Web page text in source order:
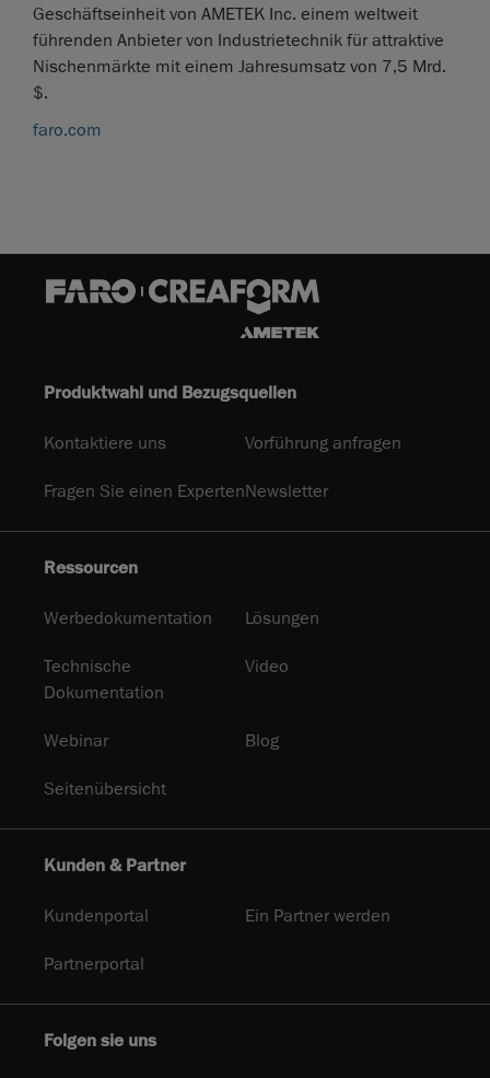
Geschäftseinheit von AMETEK Inc. einem weltweit
führenden Anbieter von Industrietechnik für attraktive
Nischenmärkte mit einem Jahresumsatz von 7,5 Mrd.
$.
faro.com
Produktwahl und Bezugsquellen
Kontaktiere uns Vorführung anfragen
Fragen Sie einen ExpertenNewsletter
Ressourcen
Werbedokumentation Lösungen
Technische
Dokumentation
Video
Webinar Blog
Seitenübersicht
Kunden & Partner
Kundenportal Ein Partner werden
Partnerportal
Folgen sie uns